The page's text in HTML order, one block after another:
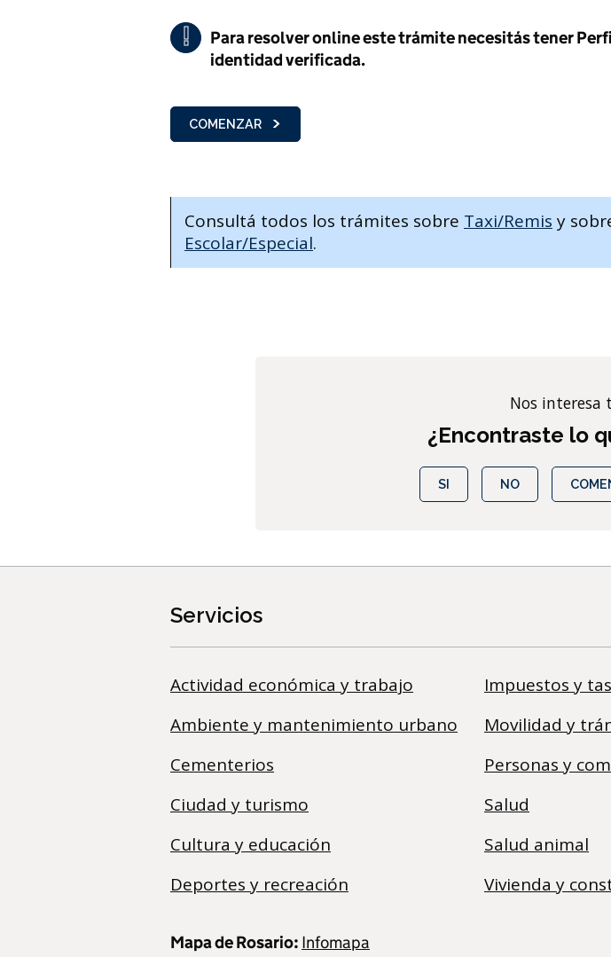
! Importante
Para resolver online este trámite necesitás tener
identidad verificada.
COMENZAR
Consultá todos los trámites sobre Taxi/Remis y
Escolar/Especial.
Nos interesa
¿Encontraste lo
SI NO
Servicios
Actividad económica y trabajo
Ambiente y mantenimiento urbano
Cementerios
Ciudad y turismo
Cultura y educación
Deportes y recreación
Impuestos y
Movilidad y
Personas y
Salud
Salud animal
Vivienda y
Mapa de Rosario: Infomapa